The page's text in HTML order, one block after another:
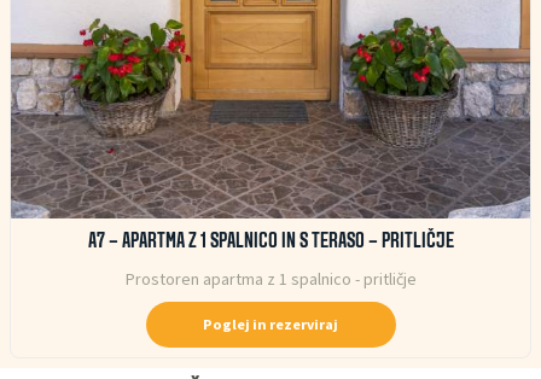
A7 – APARTMA Z 1 SPALNICO IN S TERASO – PRITLIČJE
Prostoren apartma z 1 spalnico - pritličje
Poglej in rezerviraj